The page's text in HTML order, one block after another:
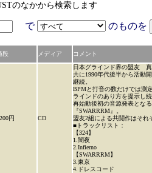
のなかから検索します
で のものを
段 メディア コメント
円 CD
日本グラインド界の盟友
共に1990年代後半から活動
継続。
BPMと打音の数だけでは測
ラインドのあり方を提示し続
再始動後初の音源発表とな
『SWARRRM』。
盟友2組による共闘作はそれ
■トラックリスト：
【324】
1.闇夜
2.Infierno
【SWARRRM】
3.東京
4.ドレスコード